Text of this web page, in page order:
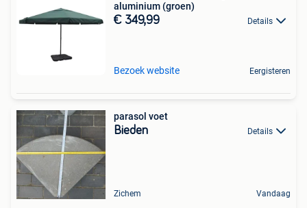
aluminium (groen)
€ 349,99 Details
Bezoek website Eergisteren
parasol voet
Bieden Details
Zichem Vandaag